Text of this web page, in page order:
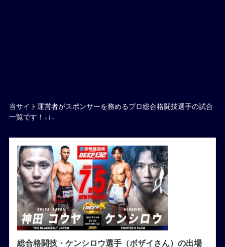
当サイト運営者がスポンサーを務めるプロ総合格闘技選手の試合
一覧です！↓↓↓